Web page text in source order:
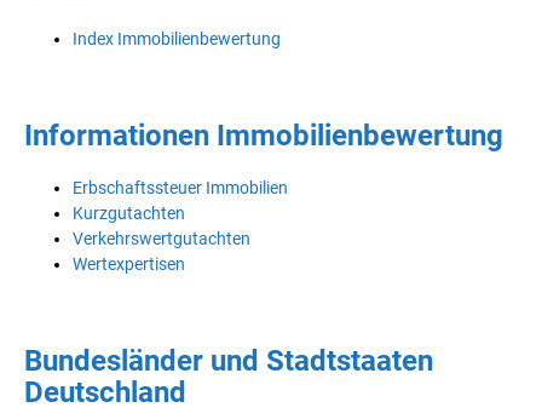
Index Immobilienbewertung
Informationen Immobilienbewertung
Erbschaftssteuer Immobilien
Kurzgutachten
Verkehrswertgutachten
Wertexpertisen
Bundesländer und Stadtstaaten
Deutschland